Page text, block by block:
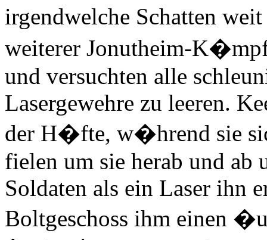
irgendwelche Schatten
weiterer Jonutheim-
und versuchten alle
Lasergewehre zu leeren.
der H�fte, w�hrend sie
fielen um sie herab und ab
Soldaten als ein Laser ihn
Boltgeschoss ihm einen